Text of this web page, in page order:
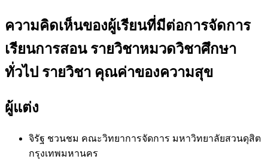
ความคิดเห็นของผู้เรียนที่มีต่อการจัดการ
เรียนการสอน รายวิชาหมวดวิชาศึกษา
ทั่วไป รายวิชา คุณค่าของความสุข
ผู้แต่ง
จิรัฐ ชวนชม คณะวิทยาการจัดการ มหาวิทยาลัยสวนดุสิต
กรุงเทพมหานคร